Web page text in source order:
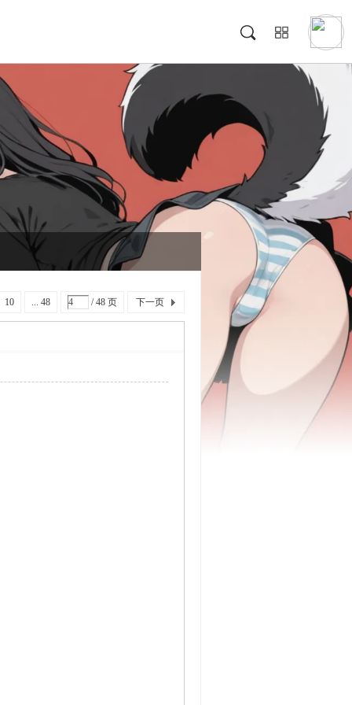
10 ... 48 / 48 页 下一页